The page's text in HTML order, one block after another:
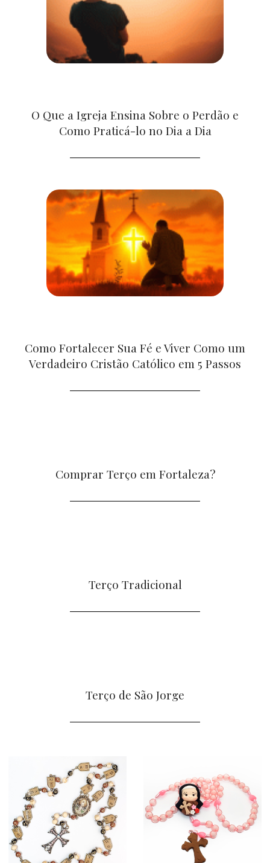
O Que a Igreja Ensina Sobre o Perdão e
Como Praticá-lo no Dia a Dia
Como Fortalecer Sua Fé e Viver Como um
Verdadeiro Cristão Católico em 5 Passos
Comprar Terço em Fortaleza?
Terço Tradicional
Terço de São Jorge